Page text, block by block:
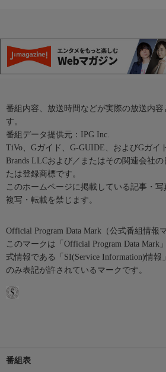
番組内容、放送時間などが実際の放送内
す。
番組データ提供元：IPG Inc.
TiVo、Gガイド、G-GUIDE、およびGガイ
Brands LLCおよび／またはその関連会社
たは登録商標です。
このホームページに掲載している記事・
複写・転載を禁じます。
Official Program Data Mark（公式番組情報
このマークは「Official Program Data Mark
式情報である「SI(Service Information)情
のみ表記が許されているマークです。
番組表